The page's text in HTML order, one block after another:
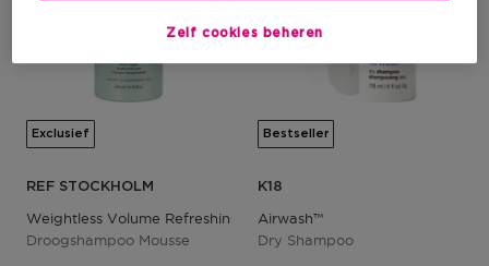
Exclusief
REF STOCKHOLM
Weightless Volume Refreshing Mousse
Droogshampoo Mousse
Bestseller
K18
Airwash™
Dry Shampoo
Zelf cookies beheren